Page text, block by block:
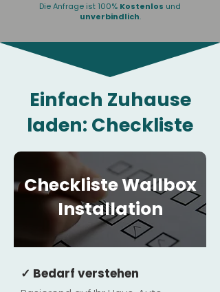
Die Anfrage ist 100% Kostenlos und
unverbindlich.
Einfach Zuhause
laden: Checkliste
Checkliste Wallbox
Installation
✓ Bedarf verstehen